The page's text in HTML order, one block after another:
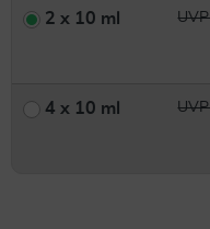
2 x 10 ml
4 x 10 ml